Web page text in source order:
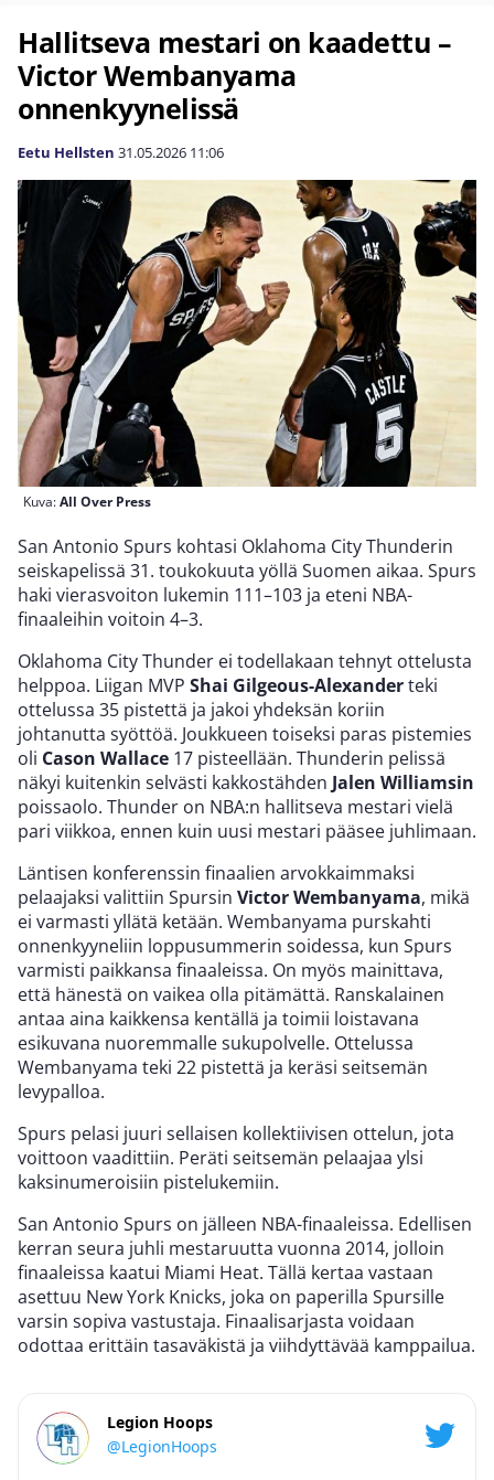
Hallitseva mestari on kaadettu –
Victor Wembanyama
onnenkyynelissä
Eetu Hellsten 31.05.2026 11:06
Kuva:All Over Press
San Antonio Spurs kohtasi Oklahoma City Thunderin
seiskapelissä 31. toukokuuta yöllä Suomen aikaa. Spurs
haki vierasvoiton lukemin 111–103 ja eteni NBA-
finaaleihin voitoin 4–3.
Oklahoma City Thunder ei todellakaan tehnyt ottelusta
helppoa. Liigan MVP Shai Gilgeous-Alexanderteki
ottelussa 35 pistettä ja jakoi yhdeksän koriin
johtanutta syöttöä. Joukkueen toiseksi paras pistemies
oli Cason Wallace 17 pisteellään. Thunderin pelissä
näkyi kuitenkin selvästi kakkostähden Jalen Williamsin
poissaolo. Thunder on NBA:n hallitseva mestari vielä
pari viikkoa, ennen kuin uusi mestari pääsee juhlimaan.
Läntisen konferenssin finaalien arvokkaimmaksi
pelaajaksi valittiin Spursin Victor Wembanyama, mikä
ei varmasti yllätä ketään. Wembanyama purskahti
onnenkyyneliin loppusummerin soidessa, kun Spurs
varmisti paikkansa finaaleissa. On myös mainittava,
että hänestä on vaikea olla pitämättä. Ranskalainen
antaa aina kaikkensa kentällä ja toimii loistavana
esikuvana nuoremmalle sukupolvelle. Ottelussa
Wembanyama teki 22 pistettä ja keräsi seitsemän
levypalloa.
Spurs pelasi juuri sellaisen kollektiivisen ottelun, jota
voittoon vaadittiin. Peräti seitsemän pelaajaa ylsi
kaksinumeroisiin pistelukemiin.
San Antonio Spurs on jälleen NBA-finaaleissa. Edellisen
kerran seura juhli mestaruutta vuonna 2014, jolloin
finaaleissa kaatui Miami Heat. Tällä kertaa vastaan
asettuu New York Knicks, joka on paperilla Spursille
varsin sopiva vastustaja. Finaalisarjasta voidaan
odottaa erittäin tasaväkistä ja viihdyttävää kamppailua.
Legion Hoops
@LegionHoops